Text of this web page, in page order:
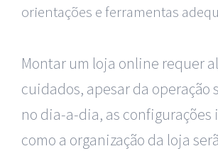
orientações e ferramentas
Montar um loja online requer
cuidados, apesar da operação
no dia-a-dia, as
como a organização da loja